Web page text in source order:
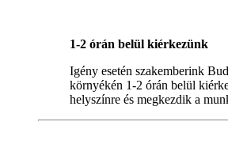
1-2 órán belül kiérkezünk
Igény esetén szakemberink
környékén 1-2 órán belül
helyszínre és megkezdik a